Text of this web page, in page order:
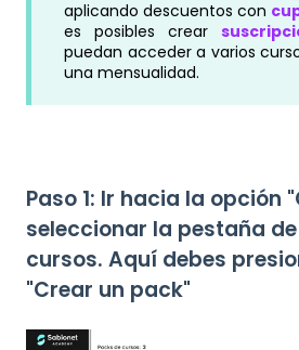
aplicando descuentos con
es posibles crear
puedan acceder a varios
una mensualidad.
Paso 1: Ir hacia la opción
seleccionar la pestaña
cursos. Aquí debes
"Crear un pack"